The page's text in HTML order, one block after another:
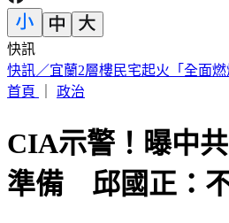
快訊
恭喜！北影影后「父親節宣布懷孕
我了
CIA示警！曝中
準備 邱國正：